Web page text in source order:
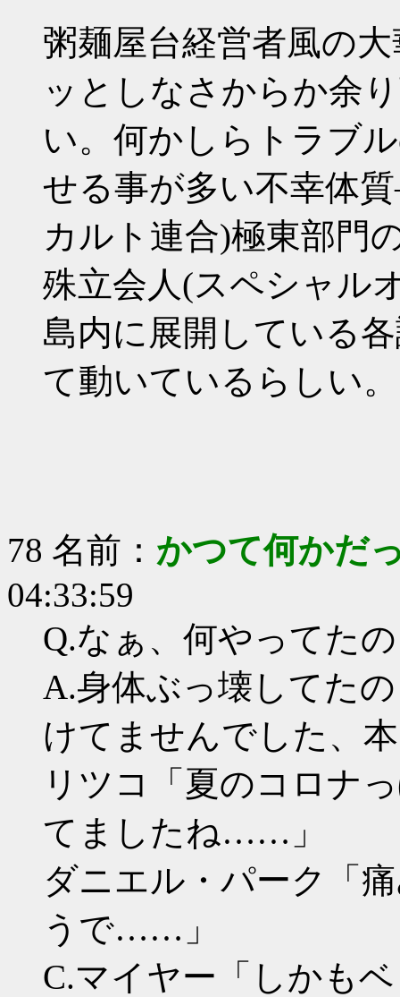
粥麺屋台経営者風の
ッとしなさからか余
い。何かしらトラブ
せる事が多い不幸体
カルト連合)極東部門
殊立会人(スペシャル
島内に展開している
て動いているらしい。
78 名前： かつて何かだ
04:33:59
Q.なぁ、何やってた
A.身体ぶっ壊してた
けてませんでした、
リツコ「夏のコロナ
てましたね……」
ダニエル・パーク「
うで……」
C.マイヤー「しかも